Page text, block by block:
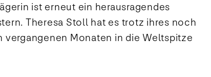
ist erneut ein herausragendes
Theresa Stoll hat es trotz ihres noch
Monaten in die Weltspitze